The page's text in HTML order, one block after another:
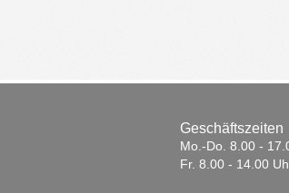
Geschäftszeiten
Mo.-Do. 8.00 -
Fr. 8.00 - 14.00